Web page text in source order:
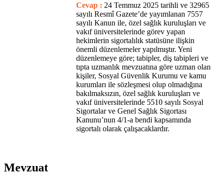
Cevap : 24 Temmuz 2025 tarihli ve 32965
sayılı Resmî Gazete’de yayımlanan 7557
sayılı Kanun ile, özel sağlık kuruluşları ve
vakıf üniversitelerinde görev yapan
hekimlerin sigortalılık statüsüne ilişkin
önemli düzenlemeler yapılmıştır. Yeni
düzenlemeye göre; tabipler, diş tabipleri ve
tıpta uzmanlık mevzuatına göre uzman olan
kişiler, Sosyal Güvenlik Kurumu ve kamu
kurumları ile sözleşmesi olup olmadığına
bakılmaksızın, özel sağlık kuruluşları ve
vakıf üniversitelerinde 5510 sayılı Sosyal
Sigortalar ve Genel Sağlık Sigortası
Kanunu’nun 4/1-a bendi kapsamında
sigortalı olarak çalışacaklardır.
Mevzuat